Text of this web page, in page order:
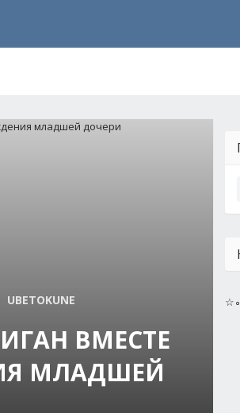
UBETOKUNE
ВМЕСТЕ
МЛАДШЕЙ